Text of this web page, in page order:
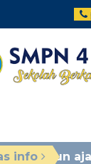
info2026/